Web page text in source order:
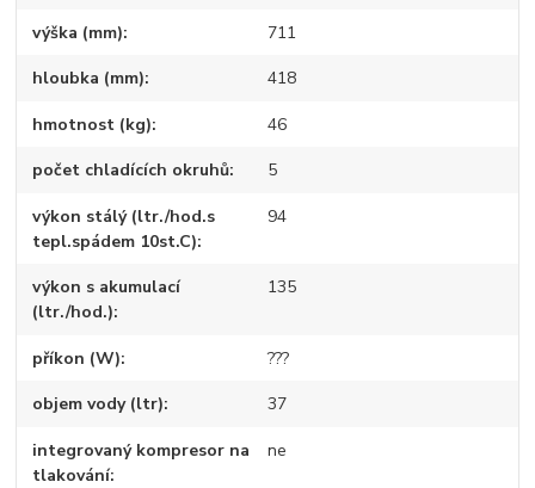
výška (mm) 711
hloubka (mm) 418
hmotnost (kg) 46
počet chladících okruhů 5
výkon stálý (ltr./hod.s
tepl.spádem 10st.C)
94
výkon s akumulací
(ltr./hod.)
135
příkon (W) ???
objem vody (ltr) 37
integrovaný kompresor na
tlakování
ne